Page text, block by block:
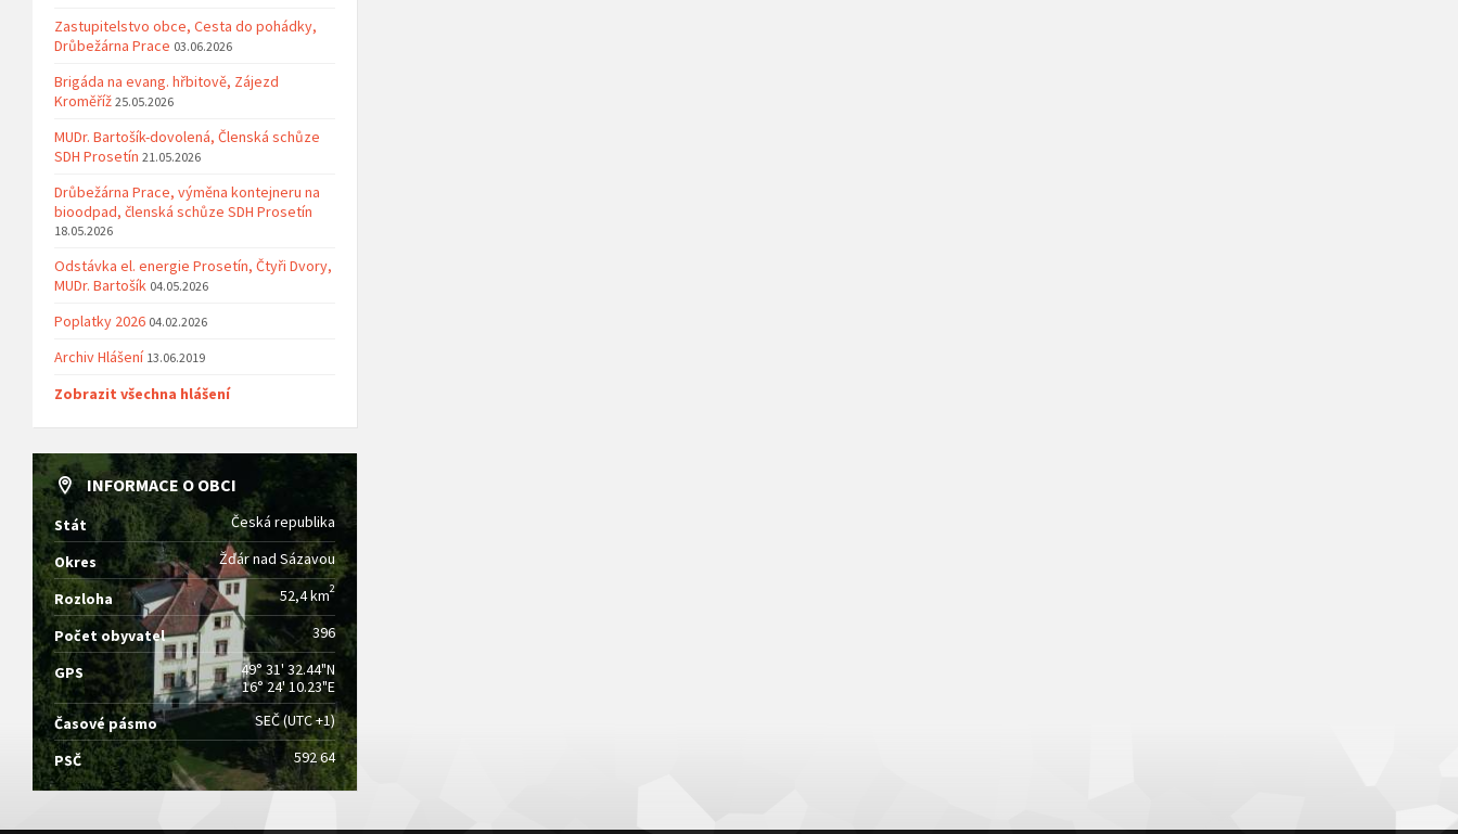
Zastupitelstvo obce, Cesta do pohádky,
Drůbežárna Prace 03.06.2026
Brigáda na evang. hřbitově, Zájezd
Kroměříž 25.05.2026
MUDr. Bartošík-dovolená, Členská schůze
SDH Prosetín 21.05.2026
Drůbežárna Prace, výměna kontejneru na
bioodpad, členská schůze SDH Prosetín
18.05.2026
Odstávka el. energie Prosetín, Čtyři Dvory,
MUDr. Bartošík 04.05.2026
Poplatky 2026 04.02.2026
Archiv Hlášení 13.06.2019
Zobrazit všechna hlášení
INFORMACE O OBCI
Stát Česká republika
Okres Žďár nad Sázavou
Rozloha 52,4 km2
Počet obyvatel 396
GPS
49° 31' 32.44"N
16° 24' 10.23"E
Časové pásmo
SEČ (UTC +1)
PSČ 592 64